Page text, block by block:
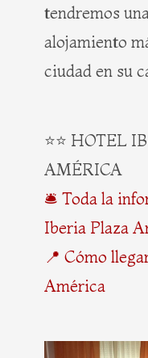
tendremos
alojamiento
ciudad en su
⭐⭐ HOTEL
AMÉRICA
🛎️ Toda la
Iberia Plaza
📍 Cómo
América